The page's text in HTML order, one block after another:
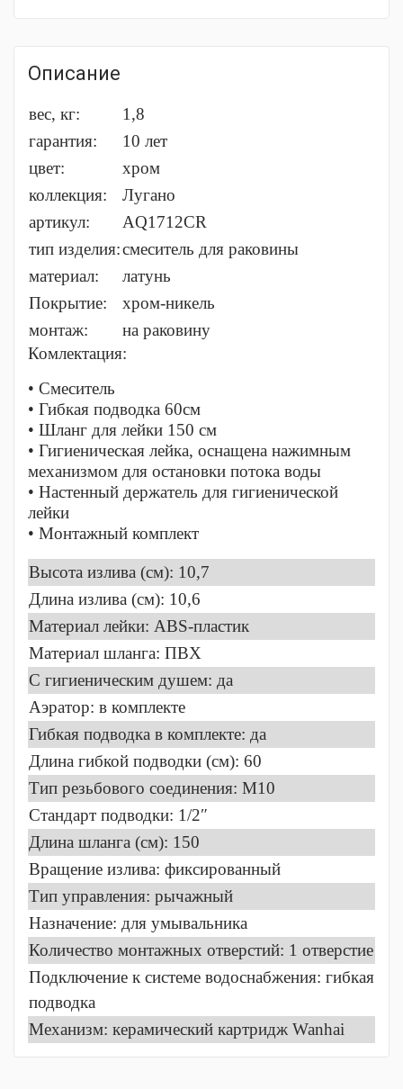
Описание
вес, кг:
1,8
гарантия:
10 лет
цвет:
хром
коллекция:
Лугано
артикул:
AQ1712CR
тип изделия:смеситель для раковины
материал:
латунь
Покрытие:
хром-никель
монтаж:
на раковину
Комлектация:
• Смеситель
• Гибкая подводка 60см
• Шланг для лейки 150 см
• Гигиеническая лейка, оснащена нажимным
механизмом для остановки потока воды
• Настенный держатель для гигиенической
лейки
• Монтажный комплект
Высота излива (см): 10,7
Длина излива (см): 10,6
Материал лейки: ABS-пластик
Материал шланга: ПВХ
C гигиеническим душем: да
Аэратор: в комплекте
Гибкая подводка в комплекте: да
Длина гибкой подводки (см): 60
Тип резьбового соединения: M10
Стандарт подводки: 1/2″
Длина шланга (см): 150
Вращение излива: фиксированный
Тип управления: рычажный
Назначение: для умывальника
Количество монтажных отверстий: 1 отверстие
Подключение к системе водоснабжения: гибкая
подводка
Механизм: керамический картридж Wanhai